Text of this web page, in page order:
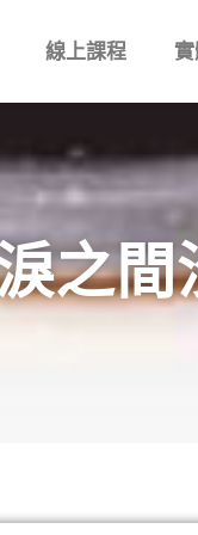
線上課程
之間